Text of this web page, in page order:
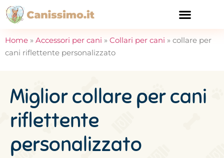
Home » Accessori per cani » Collari per cani » collare per
cani riflettente personalizzato
Miglior collare per cani
riflettente
personalizzato